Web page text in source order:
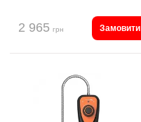
2 965 грн Замовити